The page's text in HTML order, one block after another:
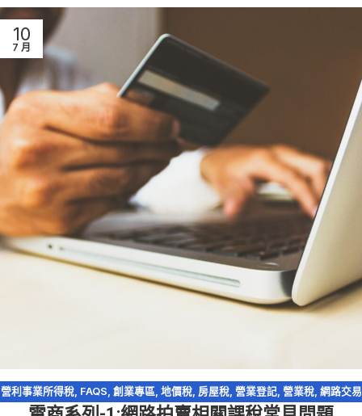
10
7 月
營利事業所得稅, FAQS, 創業專區, 地價稅, 房屋稅, 營業登記, 營業稅, 網路交易
課稅,網路拍賣,網路購物, 自用住宅,自用住宅用地,電商系列 ,電子商務